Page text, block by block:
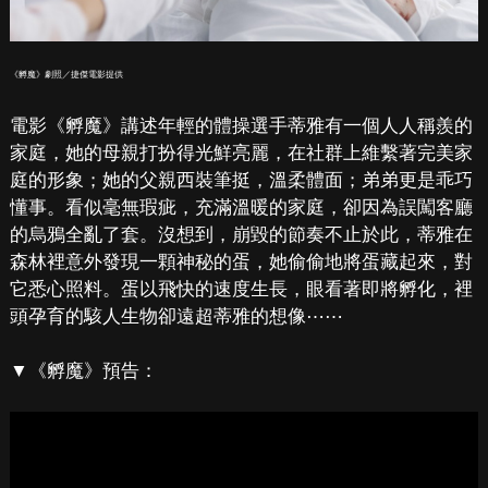
《孵魔》劇照／捷傑電影提供
電影《孵魔》講述年輕的體操選手蒂雅有一個人人稱羨的
家庭，她的母親打扮得光鮮亮麗，在社群上維繫著完美家
庭的形象；她的父親西裝筆挺，溫柔體面；弟弟更是乖巧
懂事。看似毫無瑕疵，充滿溫暖的家庭，卻因為誤闖客廳
的烏鴉全亂了套。沒想到，崩毀的節奏不止於此，蒂雅在
森林裡意外發現一顆神秘的蛋，她偷偷地將蛋藏起來，對
它悉心照料。蛋以飛快的速度生長，眼看著即將孵化，裡
頭孕育的駭人生物卻遠超蒂雅的想像⋯⋯
▼《孵魔》預告：